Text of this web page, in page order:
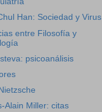
Han: Sociedad y Virus
entre Filosofía y
psicoanálisis
Alain Miller: citas